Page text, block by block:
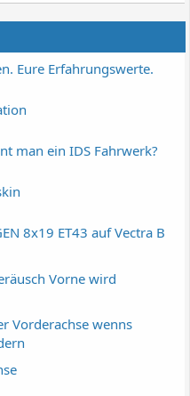
Eure Erfahrungswerte.
man ein IDS Fahrwerk?
8x19 ET43 auf Vectra B
Vorne wird
Vorderachse wenns